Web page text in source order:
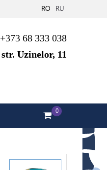
RO RU
+373 68 333 038
str. Uzinelor, 11
0